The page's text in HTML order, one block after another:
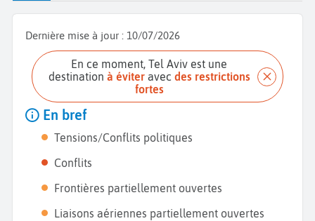
Dernière mise à jour : 10/07/2026
En ce moment, Tel Aviv est une
destination à éviteravec des restrictions
fortes
En bref
Tensions/Conflits politiques
Conflits
Frontières partiellement ouvertes
Liaisons aériennes partiellement ouvertes